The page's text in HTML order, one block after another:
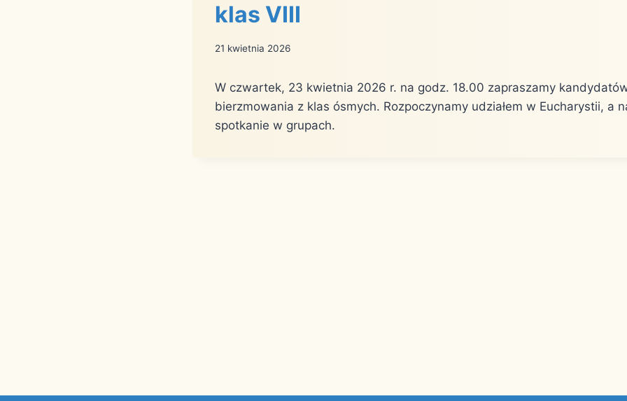
klas VIII
21 kwietnia 2026
W czwartek, 23 kwietnia 2026 r. na godz. 18.00 zapraszamy
bierzmowania z klas ósmych. Rozpoczynamy udziałem w Eucharystii, a
spotkanie w grupach.